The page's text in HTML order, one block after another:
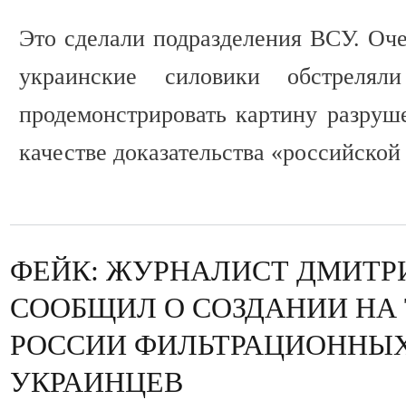
Это сделали подразделения ВСУ.
украинские силовики
продемонстрировать картину
качестве доказательства
ФЕЙК: ЖУРНАЛИСТ
СООБЩИЛ О СОЗДАНИИ НА
РОССИИ
УКРАИНЦЕВ